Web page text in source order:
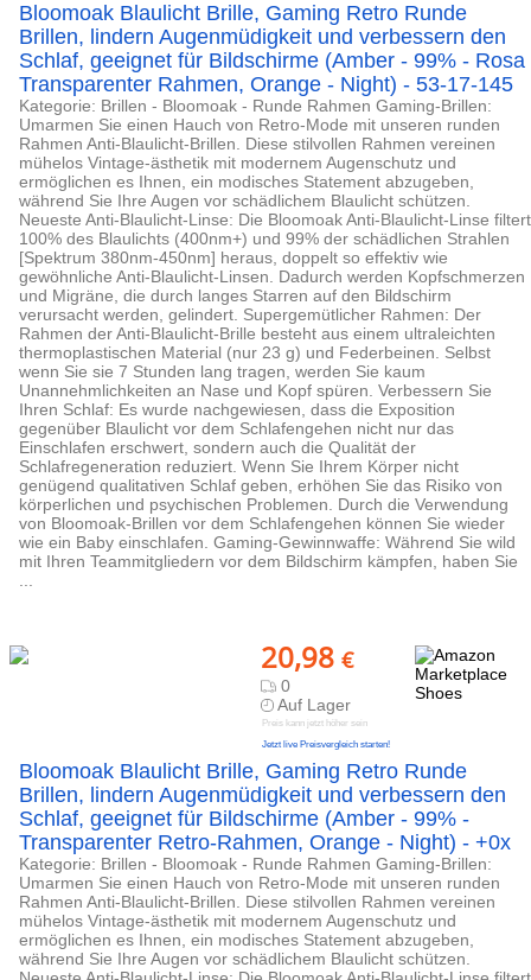
Bloomoak Blaulicht Brille, Gaming Retro Runde
Brillen, lindern Augenmüdigkeit und verbessern den
Schlaf, geeignet für Bildschirme (Amber - 99% - Rosa
Transparenter Rahmen, Orange - Night) - 53-17-145
Kategorie: Brillen - Bloomoak - Runde Rahmen Gaming-Brillen:
Umarmen Sie einen Hauch von Retro-Mode mit unseren runden
Rahmen Anti-Blaulicht-Brillen. Diese stilvollen Rahmen vereinen
mühelos Vintage-ästhetik mit modernem Augenschutz und
ermöglichen es Ihnen, ein modisches Statement abzugeben,
während Sie Ihre Augen vor schädlichem Blaulicht schützen.
Neueste Anti-Blaulicht-Linse: Die Bloomoak Anti-Blaulicht-Linse filtert
100% des Blaulichts (400nm+) und 99% der schädlichen Strahlen
[Spektrum 380nm-450nm] heraus, doppelt so effektiv wie
gewöhnliche Anti-Blaulicht-Linsen. Dadurch werden Kopfschmerzen
und Migräne, die durch langes Starren auf den Bildschirm
verursacht werden, gelindert. Supergemütlicher Rahmen: Der
Rahmen der Anti-Blaulicht-Brille besteht aus einem ultraleichten
thermoplastischen Material (nur 23 g) und Federbeinen. Selbst
wenn Sie sie 7 Stunden lang tragen, werden Sie kaum
Unannehmlichkeiten an Nase und Kopf spüren. Verbessern Sie
Ihren Schlaf: Es wurde nachgewiesen, dass die Exposition
gegenüber Blaulicht vor dem Schlafengehen nicht nur das
Einschlafen erschwert, sondern auch die Qualität der
Schlafregeneration reduziert. Wenn Sie Ihrem Körper nicht
genügend qualitativen Schlaf geben, erhöhen Sie das Risiko von
körperlichen und psychischen Problemen. Durch die Verwendung
von Bloomoak-Brillen vor dem Schlafengehen können Sie wieder
wie ein Baby einschlafen. Gaming-Gewinnwaffe: Während Sie wild
mit Ihren Teammitgliedern vor dem Bildschirm kämpfen, haben Sie
20,98 €
0
Auf Lager
Preis kann jetzt höher sein
Jetzt live Preisvergleich starten!
Bloomoak Blaulicht Brille, Gaming Retro Runde
Brillen, lindern Augenmüdigkeit und verbessern den
Schlaf, geeignet für Bildschirme (Amber - 99% -
Transparenter Retro-Rahmen, Orange - Night) - +0x
Kategorie: Brillen - Bloomoak - Runde Rahmen Gaming-Brillen:
Umarmen Sie einen Hauch von Retro-Mode mit unseren runden
Rahmen Anti-Blaulicht-Brillen. Diese stilvollen Rahmen vereinen
mühelos Vintage-ästhetik mit modernem Augenschutz und
ermöglichen es Ihnen, ein modisches Statement abzugeben,
während Sie Ihre Augen vor schädlichem Blaulicht schützen.